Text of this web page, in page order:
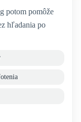
potom pomôže
hľadania po